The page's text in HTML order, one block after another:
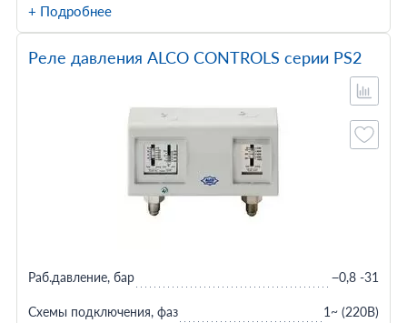
+ Подробнее
Реле давления ALCO CONTROLS серии PS2
Раб.давление, бар −0,8 -31
Схемы подключения, фаз 1~ (220В)